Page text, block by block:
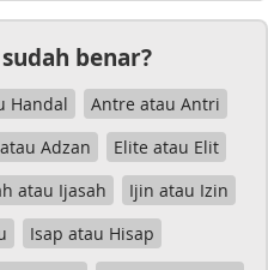
benar?
Handal
Antre atau Antri
Adzan
Elite atau Elit
atau Ijasah
Ijin atau Izin
Isap atau Hisap